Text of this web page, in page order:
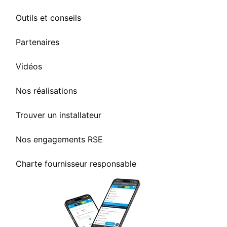
Outils et conseils
Partenaires
Vidéos
Nos réalisations
Trouver un installateur
Nos engagements RSE
Charte fournisseur responsable